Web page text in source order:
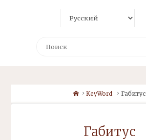
HomeKeyWord Габитус
Габитус